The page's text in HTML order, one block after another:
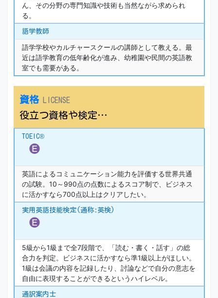
ん、その分野の専門知識や技術も当然ながら求められ
る。
語学教師
語学学校やカルチャースクールの講師として教える。最
近は語学教育の低年齢化が進み、幼稚園や民間の英語教
室でも需要がある。
資格 LICENSE
役立つ資格や検定…
TOEIC®
英語によるコミュニケーション能力を評価する世界共通
の試験。10～990点の点数によるスコア制で、ビジネス
に活かすなら700点以上はクリアしたい。
実用英語技能検定(通称:英検)
5級から1級まで全7段階で、「読む・書く・話す」の総
合力を判定。ビジネスに活かすなら準1級以上がほしい。
1級は会議の内容を記録したり、討論などで自分の意志を
自由に表現することができるというハイレベル。
通訳案内士